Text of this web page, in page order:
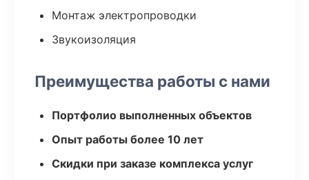
Монтаж электропроводки
Звукоизоляция
Преимущества работы с нами
Портфолио выполненных объектов
Опыт работы более 10 лет
Скидки при заказе комплекса услуг